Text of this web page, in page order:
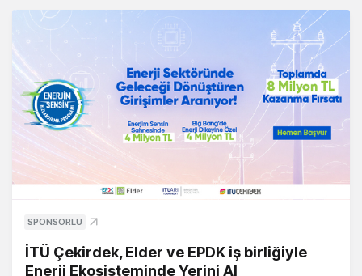
SPONSORLU
İTÜ Çekirdek, Elder ve EPDK iş birliğiyle
Enerji Ekosisteminde Yerini Al